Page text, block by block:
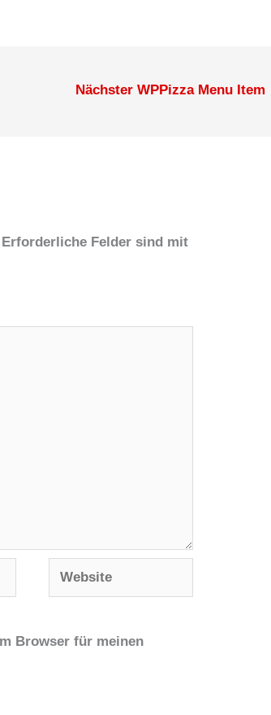
Nächster WPPizza Menu Item
Erforderliche Felder sind mit
Website
Browser für meinen